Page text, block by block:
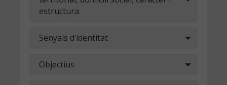
estructura
Senyals d’identitat
Objectius